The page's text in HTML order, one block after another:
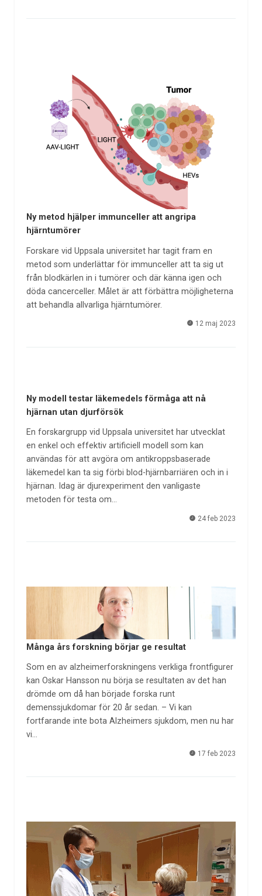
Ny metod hjälper immunceller att angripa
hjärntumörer
Forskare vid Uppsala universitet har tagit fram en
metod som underlättar för immunceller att ta sig ut
från blodkärlen in i tumörer och där känna igen och
döda cancerceller. Målet är att förbättra möjligheterna
att behandla allvarliga hjärntumörer.
12 maj 2023
Ny modell testar läkemedels förmåga att nå
hjärnan utan djurförsök
En forskargrupp vid Uppsala universitet har utvecklat
en enkel och effektiv artificiell modell som kan
användas för att avgöra om antikroppsbaserade
läkemedel kan ta sig förbi blod-hjärnbarriären och in i
hjärnan. Idag är djurexperiment den vanligaste
metoden för testa om…
24 feb 2023
Många års forskning börjar ge resultat
Som en av alzheimerforskningens verkliga frontfigurer
kan Oskar Hansson nu börja se resultaten av det han
drömde om då han började forska runt
demenssjukdomar för 20 år sedan. – Vi kan
fortfarande inte bota Alzheimers sjukdom, men nu har
vi…
17 feb 2023